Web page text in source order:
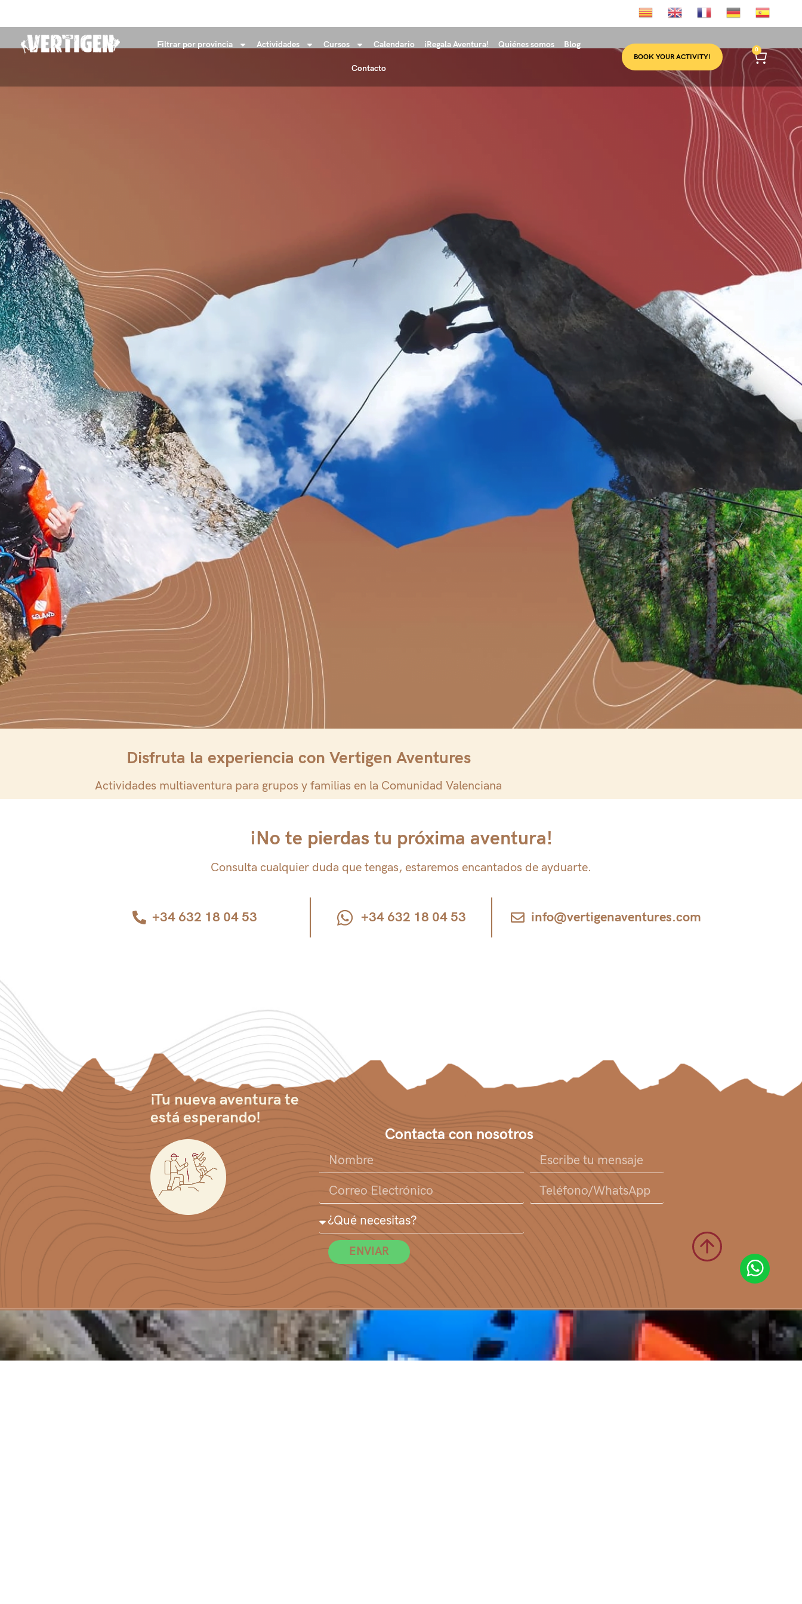
Filtrar por provincia Actividades Cursos Calendario ¡Regala Aventura! Quiénes somos Blog
Contacto
BOOK YOUR ACTIVITY!
0
Actividades
Disfruta la experiencia con Vertigen Aventures
Actividades multiaventura para grupos y familias en la Comunidad Valenciana
¡No te pierdas tu próxima aventura!
Consulta cualquier duda que tengas, estaremos encantados de ayduarte.
+34 632 18 04 53 +34 632 18 04 53 info@vertigenaventures.com
¡Tu nueva aventura te
está esperando!
Contacta con nosotros
ENVIAR